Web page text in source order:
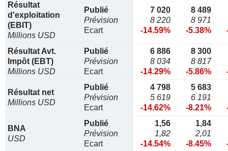
Résultat
d'exploitation
(EBIT)
Millions USD
Publié
Prévision
Ecart
7 020
8 220
-14.59%
8 489
8 971
-5.38%
Résultat Avt.
Impôt (EBT)
Millions USD
Publié
Prévision
Ecart
6 886
8 034
-14.29%
8 300
8 817
-5.86%
Résultat net
Millions USD
Publié
Prévision
Ecart
4 798
5 619
-14.62%
5 683
6 191
-8.21%
BNA
USD
Publié
Prévision
Ecart
1,56
1,82
-14.54%
1,84
2,01
-8.45%